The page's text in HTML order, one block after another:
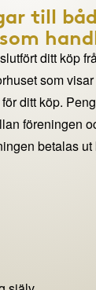
till
ditt köp
som
ditt köp.
föreningen
betalas